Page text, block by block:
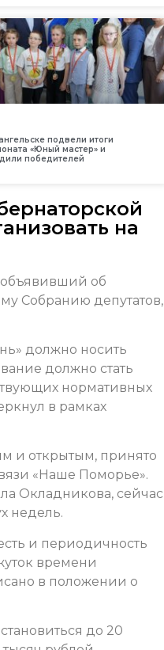
подвели итоги
«Юный мастер» и
победителей
на
объявивший об
Собранию депутатов,
должно носить
должно стать
нормативных
в рамках
и открытым, принято
«Наше Поморье».
Окладникова, сейчас
недель.
и периодичность
времени
в положении о
до 20